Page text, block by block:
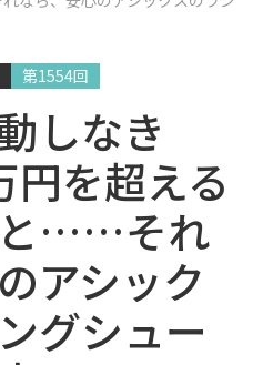
第1554回
しなき
円を超える
と……それ
アシック
グシュー